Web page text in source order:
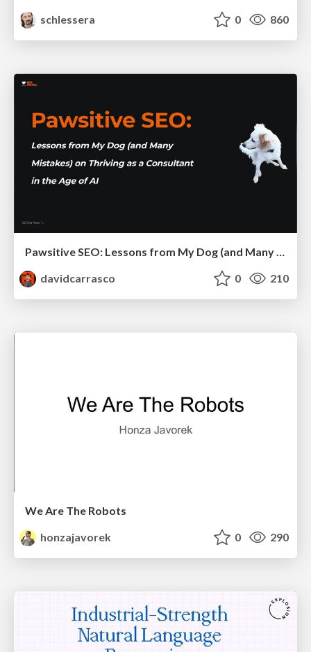
schlessera 0 860
Pawsitive SEO: Lessons from My Dog (and Many Mistakes) on Thriving as a Consultant in the Age of AI
davidcarrasco
0 210
We Are The Robots
honzajavorek
0 290